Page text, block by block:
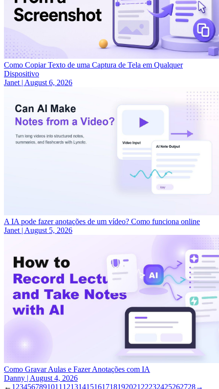
Como Copiar Texto de uma Captura de Tela em Qualquer
Dispositivo
Janet | August 6, 2026
A IA pode fazer anotações de um vídeo? Como funciona online
Janet | August 5, 2026
Como Gravar Aulas e Fazer Anotações com IA
Danny | August 4, 2026
← 1 234567891011 12131415161718192021 22232425262728→